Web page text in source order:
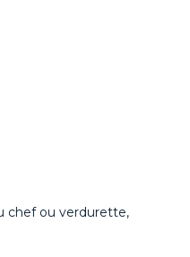
chef ou verdurette,